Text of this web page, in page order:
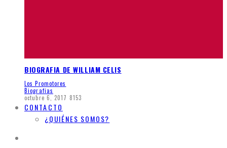
BIOGRAFIA DE WILLIAM CELIS
Los Promotores
Biografias
octubre 6, 2017 8153
CONTACTO
¿QUIÉNES SOMOS?